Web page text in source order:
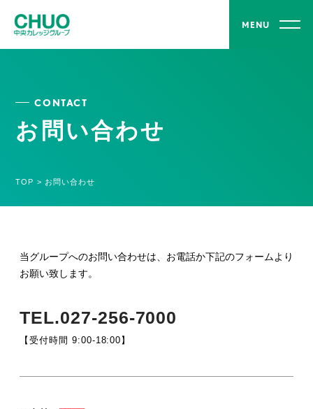
MENU
CONTACT
お問い合わせ
TOP > お問い合わせ
当グループへのお問い合わせは、お電話か下記のフォームより
お願い致します。
TEL.027-256-7000
【受付時間 9:00-18:00】